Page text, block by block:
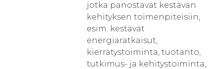
jotka panostavat kestävän
kehityksen toimenpiteisiin,
esim. kestävät
energiaratkaisut,
kierrätystoiminta, tuotanto,
tutkimus- ja kehitystoiminta,